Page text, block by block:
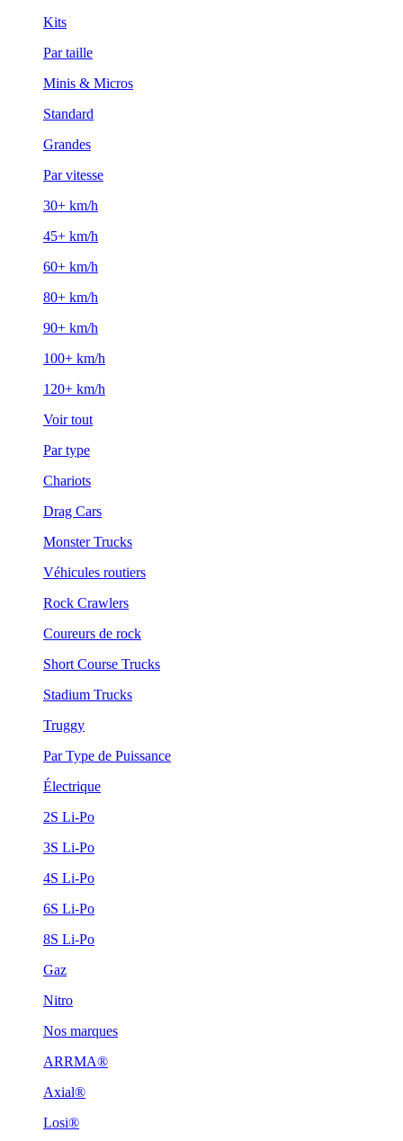
Kits
Par taille
Minis & Micros
Standard
Grandes
Par vitesse
30+ km/h
45+ km/h
60+ km/h
80+ km/h
90+ km/h
100+ km/h
120+ km/h
Voir tout
Par type
Chariots
Drag Cars
Monster Trucks
Véhicules routiers
Rock Crawlers
Coureurs de rock
Short Course Trucks
Stadium Trucks
Truggy
Par Type de Puissance
Électrique
2S Li-Po
3S Li-Po
4S Li-Po
6S Li-Po
8S Li-Po
Gaz
Nitro
Nos marques
ARRMA®
Axial®
Losi®